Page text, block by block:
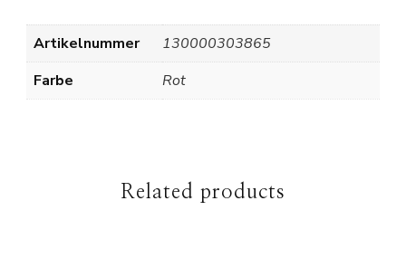
Artikelnummer
130000303865
Farbe
Rot
Related products